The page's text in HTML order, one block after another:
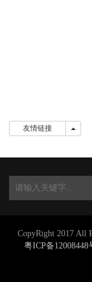
友情链接 友情
CopyRight 2017 All
粤ICP备12008448